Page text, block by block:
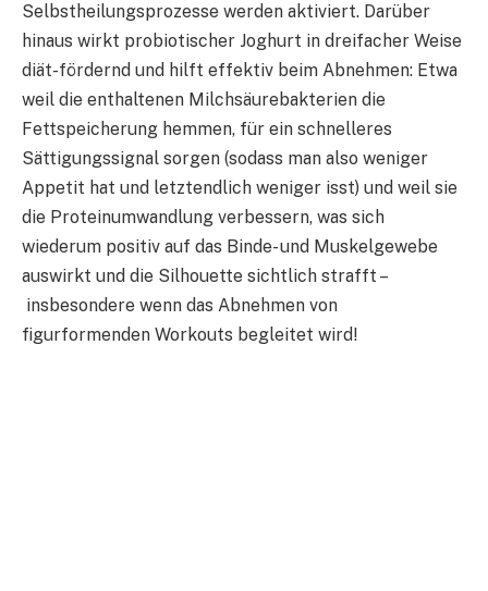
Selbstheilungsprozesse werden aktiviert. Darüber
hinaus wirkt probiotischer Joghurt in dreifacher Weise
diät-fördernd und hilft effektiv beim Abnehmen: Etwa
weil die enthaltenen Milchsäurebakterien die
Fettspeicherung hemmen, für ein schnelleres
Sättigungssignal sorgen (sodass man also weniger
Appetit hat und letztendlich weniger isst) und weil sie
die Proteinumwandlung verbessern, was sich
wiederum positiv auf das Binde- und Muskelgewebe
auswirkt und die Silhouette sichtlich strafft –
insbesondere wenn das Abnehmen von
figurformenden Workouts begleitet wird!